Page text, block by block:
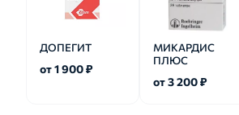
ДОПЕГИТ
от 1 900 ₽
МИКАРДИС
ПЛЮС
от 3 200 ₽